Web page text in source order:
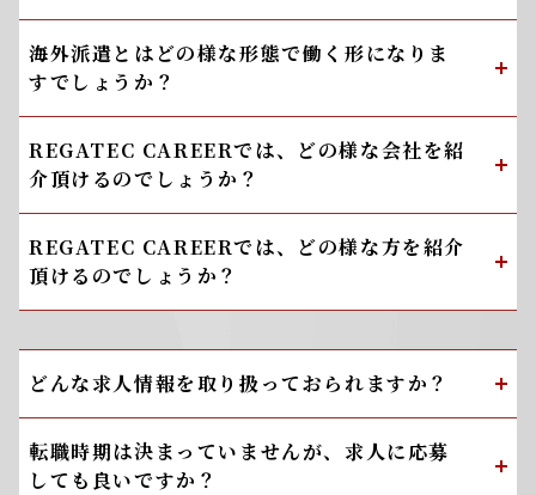
海外派遣とはどの様な形態で働く形になりま
すでしょうか？
REGATEC CAREERでは、どの様な会社を紹
介頂けるのでしょうか？
REGATEC CAREERでは、どの様な方を紹介
頂けるのでしょうか？
どんな求人情報を取り扱っておられますか？
転職時期は決まっていませんが、求人に応募
しても良いですか？